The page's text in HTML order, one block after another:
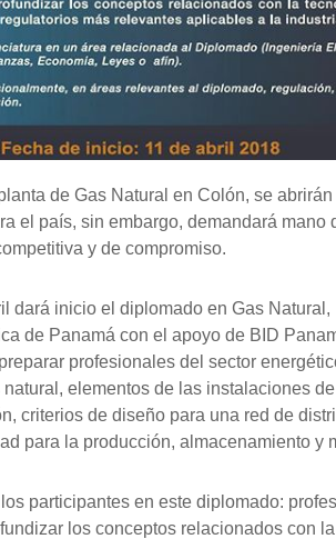
de Gas Natural en Colón, se
el país, sin embargo, demandará mano
y de compromiso.
dará inicio el diplomado en Gas
de Panamá con el apoyo de BID
profesionales del sector
elementos de las instalaciones
criterios de diseño para una red de
para la producción, almacenamiento y
participantes en este diplomado:
los conceptos relacionados con